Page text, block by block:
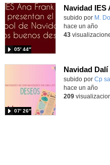
Navidad IES
Contenido
subido por M.
05′ 44″
hace un año
43
Navidad Dalí
Contenido
subido por Cp
07′ 26″
hace un año
209